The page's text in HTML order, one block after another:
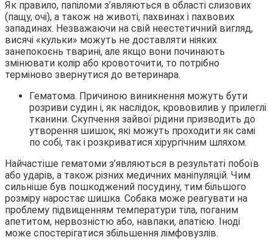
Як правило, папіломи з’являються в області слизових
(пащу, очі), а також на животі, пахвинах і пахвових
западинах. Незважаючи на свій неестетичний вигляд,
висячі «кульки» можуть не доставляти ніяких
занепокоєнь тварині, але якщо вони починають
змінювати колір або кровоточити, то потрібно
терміново звернутися до ветеринара.
Гематома. Причиною виникнення можуть бути
розриви судин і, як наслідок, крововилив у прилеглі
тканини. Скупчення зайвої рідини призводить до
утворення шишок, які можуть проходити як самі
по собі, так і розкриватися хірургічним шляхом.
Найчастіше гематоми з’являються в результаті побоїв
або ударів, а також різних медичних маніпуляцій. Чим
сильніше був пошкоджений посудину, тим більшого
розміру наростає шишка. Собака може реагувати на
проблему підвищенням температури тіла, поганим
апетитом, нервозністю або, навпаки, апатією. Іноді
може спостерігатися збільшення лімфовузлів.